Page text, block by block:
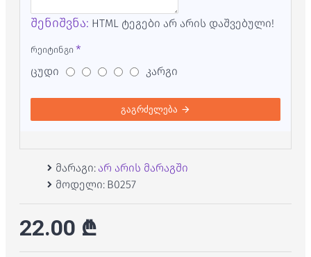
შენიშვნა: HTML ტეგები არ არის დაშვებული!
რეიტინგი
ცუდი კარგი
გაგრძელება
მარაგი: არ არის მარაგში
მოდელი: B0257
22.00 ₾